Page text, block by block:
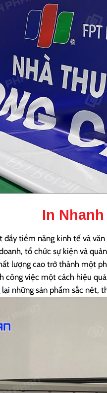
In
đầy tiềm năng kinh tế và
tổ chức sự kiện và
lượng cao trở thành một
công việc một cách hiệu
lại những sản phẩm sắc nét,